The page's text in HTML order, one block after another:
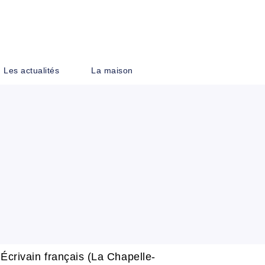
Les actualités La maison
français (La Chapelle-